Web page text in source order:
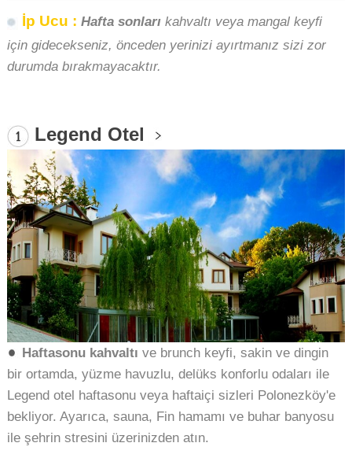
İp Ucu : Hafta sonları kahvaltı veya mangal keyfi
için gidecekseniz, önceden yerinizi ayırtmanız sizi zor
durumda bırakmayacaktır.
Legend Otel
Haftasonu kahvaltı ve brunch keyfi, sakin ve dingin
bir ortamda, yüzme havuzlu, delüks konforlu odaları ile
Legend otel haftasonu veya haftaiçi sizleri Polonezköy'e
bekliyor. Ayarıca, sauna, Fin hamamı ve buhar banyosu
ile şehrin stresini üzerinizden atın.